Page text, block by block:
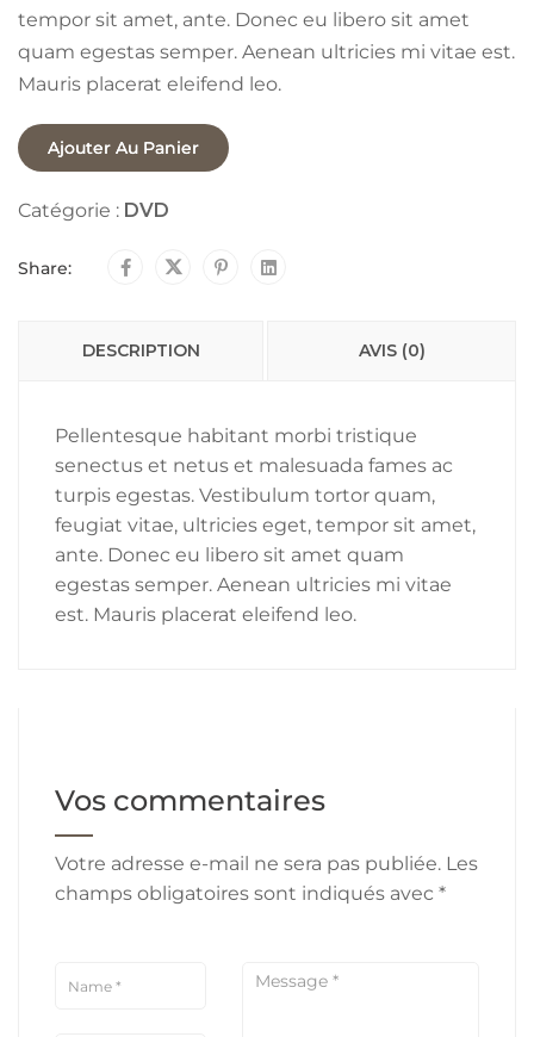
tempor sit amet, ante. Donec eu libero sit amet
quam egestas semper. Aenean ultricies mi vitae est.
Mauris placerat eleifend leo.
Ajouter Au Panier
Catégorie : DVD
Share:
DESCRIPTION AVIS (0)
Pellentesque habitant morbi tristique
senectus et netus et malesuada fames ac
turpis egestas. Vestibulum tortor quam,
feugiat vitae, ultricies eget, tempor sit amet,
ante. Donec eu libero sit amet quam
egestas semper. Aenean ultricies mi vitae
est. Mauris placerat eleifend leo.
Vos commentaires
Votre adresse e-mail ne sera pas publiée. Les
champs obligatoires sont indiqués avec *